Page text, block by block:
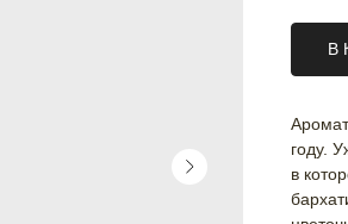
В
году.
в